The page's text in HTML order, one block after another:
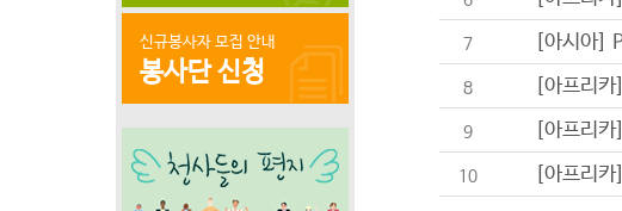
신규봉사자 모집 안내
봉사단 신청
7 [아시아]
8 [아프리
9 [아프리
10 [아프리